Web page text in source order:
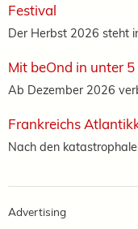
Festival
Der Herbst 2026 steht
Mit beOnd in unter
Ab Dezember 2026
Frankreichs
Nach den
Advertising